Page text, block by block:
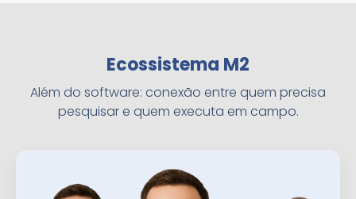
Ecossistema M2
Além do software: conexão entre quem precisa
pesquisar e quem executa em campo.